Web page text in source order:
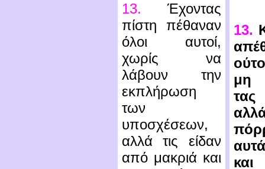
13. Έχοντας
πίστη πέθαναν
όλοι αυτοί,
χωρίς να
λάβουν την
εκπλήρωση
των
υποσχέσεων,
αλλά τις είδαν
από μακριά και
13.
μη
τας
και